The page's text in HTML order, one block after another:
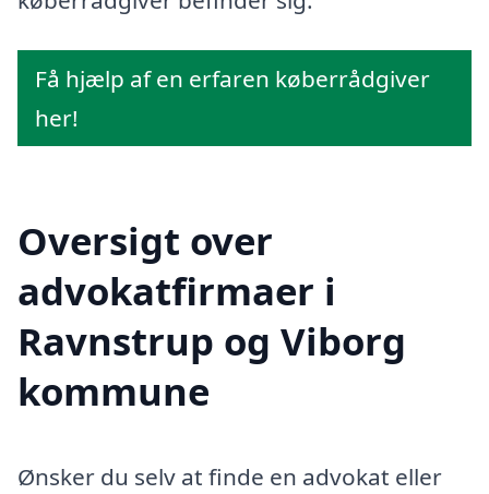
Få hjælp af en erfaren køberrådgiver
her!
Oversigt over
advokatfirmaer i
Ravnstrup og Viborg
kommune
Ønsker du selv at finde en advokat eller